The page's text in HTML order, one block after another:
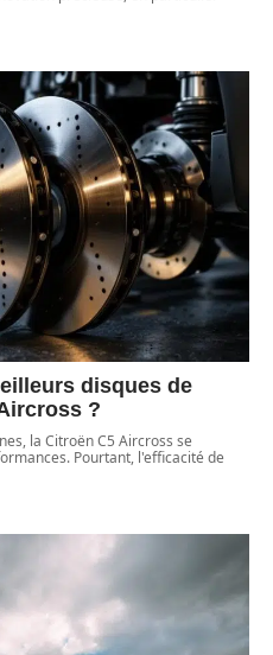
disques de
?
la Citroën C5 Aircross se
Pourtant, l'efficacité de